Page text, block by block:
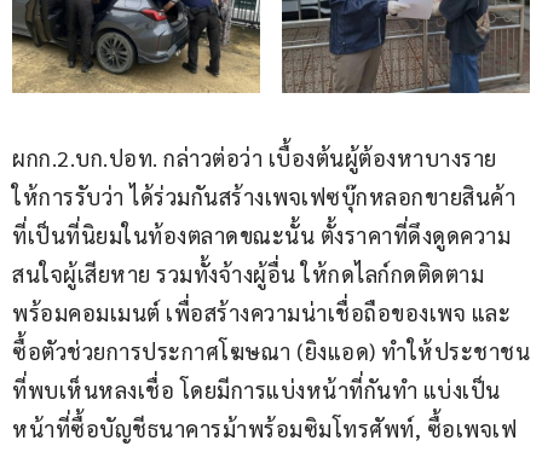
ผกก.2.บก.ปอท. กล่าวต่อว่า เบื้องต้นผู้ต้องหาบางราย
ให้การรับว่า ได้ร่วมกันสร้างเพจเฟซบุ๊กหลอกขายสินค้า
ที่เป็นที่นิยมในท้องตลาดขณะนั้น ตั้งราคาที่ดึงดูดความ
สนใจผู้เสียหาย รวมทั้งจ้างผู้อื่น ให้กดไลก์กดติดตาม
พร้อมคอมเมนต์ เพื่อสร้างความน่าเชื่อถือของเพจ และ
ซื้อตัวช่วยการประกาศโฆษณา (ยิงแอด) ทำให้ประชาชน
ที่พบเห็นหลงเชื่อ โดยมีการแบ่งหน้าที่กันทำ แบ่งเป็น
หน้าที่ซื้อบัญชีธนาคารม้าพร้อมซิมโทรศัพท์, ซื้อเพจเฟ